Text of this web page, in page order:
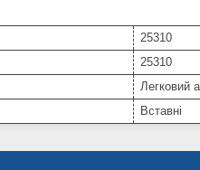
25310
25310
Легковий
Вставні